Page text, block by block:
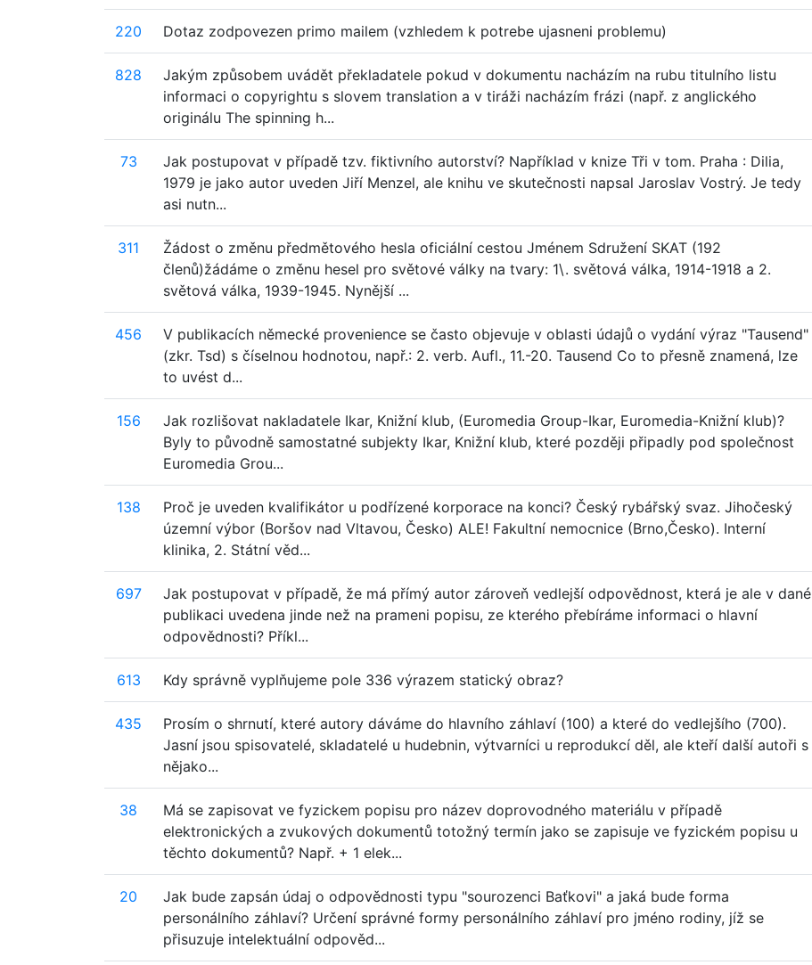
220 Dotaz zodpovezen primo mailem (vzhledem k potrebe ujasneni problemu)
828
Jakým způsobem uvádět překladatele pokud v dokumentu nacházím na rubu titulního listu
informaci o copyrightu s slovem translation a v tiráži nacházím frázi (např. z anglického
originálu The spinning h...
73
Jak postupovat v případě tzv. fiktivního autorství? Například v knize Tři v tom. Praha : Dilia,
1979 je jako autor uveden Jiří Menzel, ale knihu ve skutečnosti napsal Jaroslav Vostrý. Je tedy
asi nutn...
311
Žádost o změnu předmětového hesla oficiální cestou Jménem Sdružení SKAT (192
členů)žádáme o změnu hesel pro světové války na tvary: 1\. světová válka, 1914-1918 a 2.
světová válka, 1939-1945. Nynější ...
456
V publikacích německé provenience se často objevuje v oblasti údajů o vydání výraz "Tausend"
(zkr. Tsd) s číselnou hodnotou, např.: 2. verb. Aufl., 11.-20. Tausend Co to přesně znamená, lze
to uvést d...
156
Jak rozlišovat nakladatele Ikar, Knižní klub, (Euromedia Group-Ikar, Euromedia-Knižní klub)?
Byly to původně samostatné subjekty Ikar, Knižní klub, které později připadly pod společnost
Euromedia Grou...
138
Proč je uveden kvalifikátor u podřízené korporace na konci? Český rybářský svaz. Jihočeský
územní výbor (Boršov nad Vltavou, Česko) ALE! Fakultní nemocnice (Brno,Česko). Interní
klinika, 2. Státní věd...
697
Jak postupovat v případě, že má přímý autor zároveň vedlejší odpovědnost, která je ale v dané
publikaci uvedena jinde než na prameni popisu, ze kterého přebíráme informaci o hlavní
odpovědnosti? Příkl...
613 Kdy správně vyplňujeme pole 336 výrazem statický obraz?
435
Prosím o shrnutí, které autory dáváme do hlavního záhlaví (100) a které do vedlejšího (700).
Jasní jsou spisovatelé, skladatelé u hudebnin, výtvarníci u reprodukcí děl, ale kteří další autoři s
nějako...
38
Má se zapisovat ve fyzickem popisu pro název doprovodného materiálu v případě
elektronických a zvukových dokumentů totožný termín jako se zapisuje ve fyzickém popisu u
těchto dokumentů? Např. + 1 elek...
20
Jak bude zapsán údaj o odpovědnosti typu "sourozenci Baťkovi" a jaká bude forma
personálního záhlaví? Určení správné formy personálního záhlaví pro jméno rodiny, jíž se
přisuzuje intelektuální odpověd...